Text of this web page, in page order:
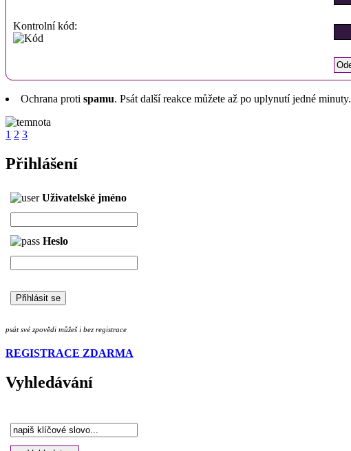
Kontrolní kód:
Ochrana proti spamu. Psát další reakce můžete až po uplynutí jedné minuty.
1 2 3
Přihlášení
Uživatelské jméno
Heslo
psát své zpovědi můžeš i bez registrace
REGISTRACE ZDARMA
Vyhledávání